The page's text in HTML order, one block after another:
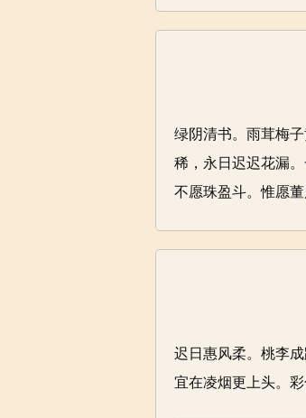
绿阴清书。雨茸梅
稀，永日迟迟花漏
不愿珠盈斗。惟愿
迟日惠风柔。桃李
宜在凌烟更上头。